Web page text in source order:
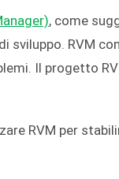
, come
sviluppo. RVM
Il progetto
RVM per